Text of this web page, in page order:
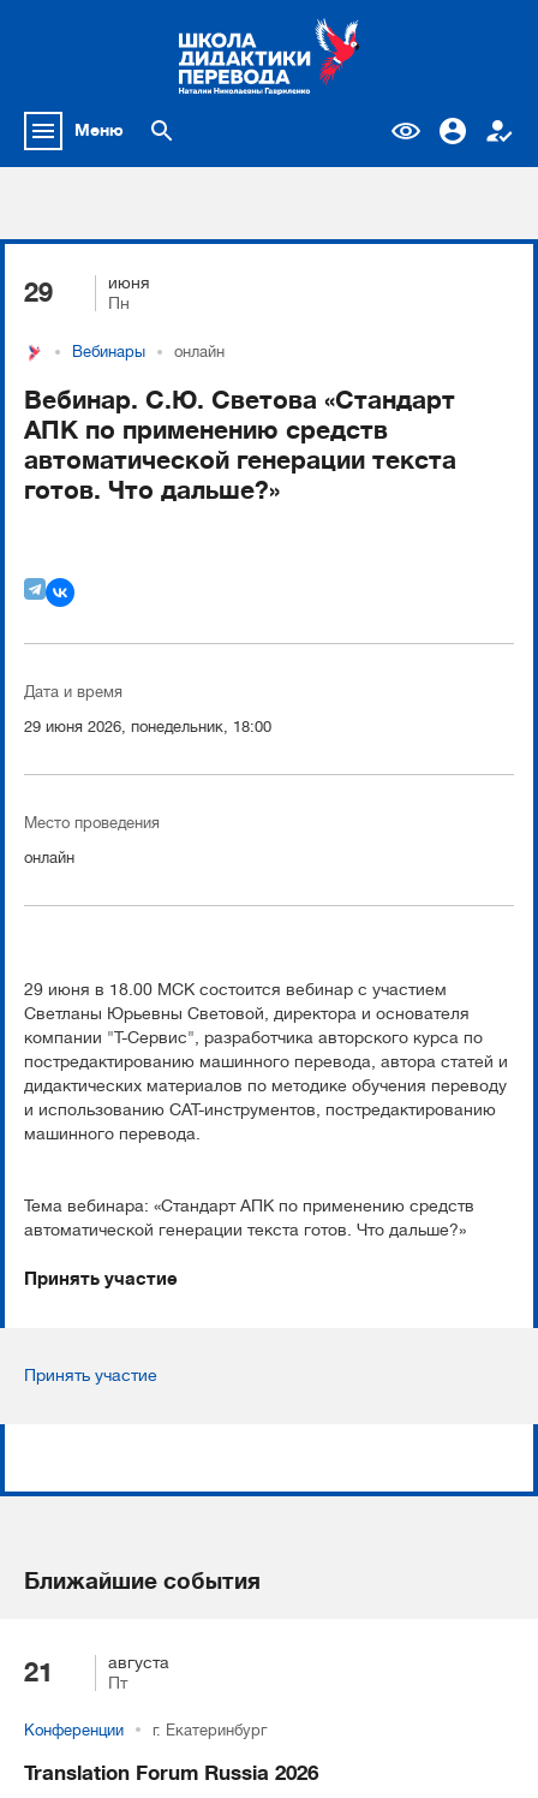
Меню
29
июня
Пн
Вебинары онлайн
Вебинар. С.Ю. Светова «Стандарт
АПК по применению средств
автоматической генерации текста
готов. Что дальше?»
Дата и время
29 июня 2026, понедельник, 18:00
Место проведения
онлайн
29 июня в 18.00 МСК состоится вебинар с участием
Светланы Юрьевны Световой, директора и основателя
компании "Т-Сервис", разработчика авторского курса по
постредактированию машинного перевода, автора статей и
дидактических материалов по методике обучения переводу
и использованию САТ-инструментов, постредактированию
машинного перевода.
Тема вебинара: «Стандарт АПК по применению средств
автоматической генерации текста готов. Что дальше?»
Принять участие
Принять участие
Ближайшие события
21
августа
Пт
Конференции г. Екатеринбург
Translation Forum Russia 2026